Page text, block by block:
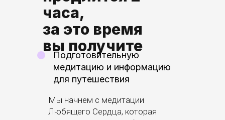
часа,
за это время
вы получите
Мы начнем с медитации
Любящего Сердца, которая
Подготовительную
медитацию и информацию
для путешествия